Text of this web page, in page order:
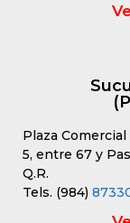
Plaza
5, entre 67 y
Q.R.
Tels. (984)